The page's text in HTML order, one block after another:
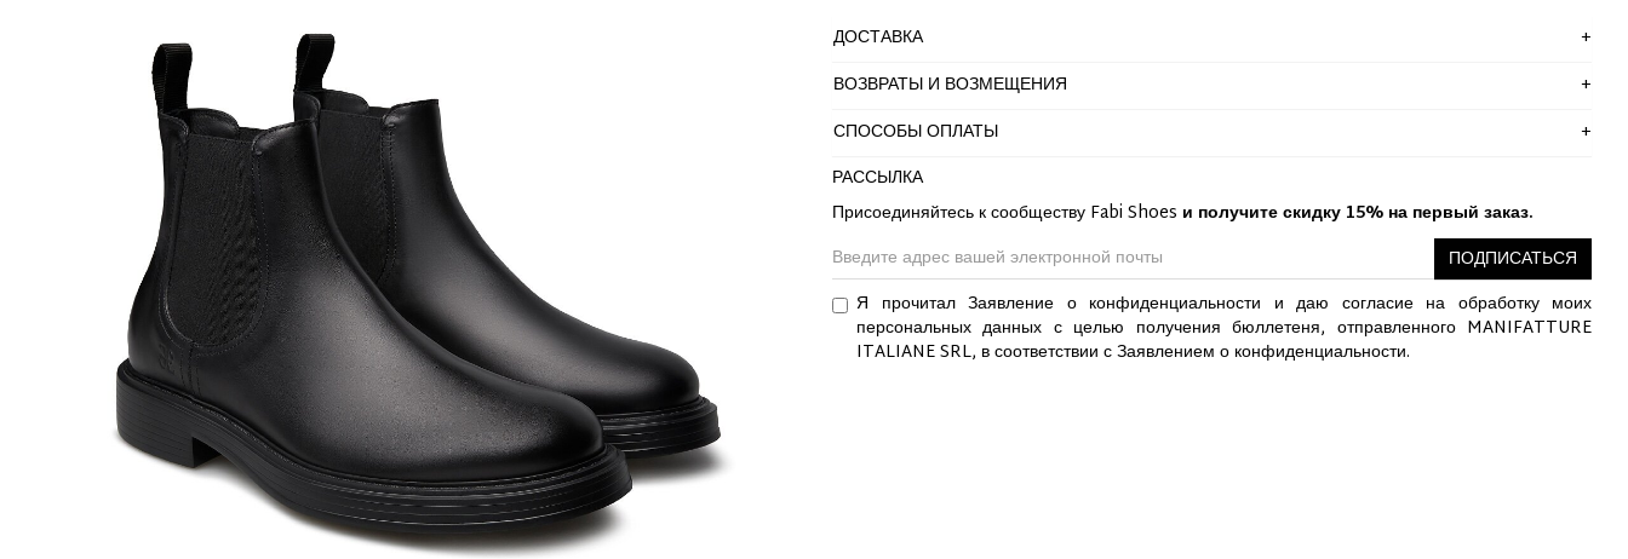
ДОСТАВКА
ВОЗВРАТЫ И ВОЗМЕЩЕНИЯ
СПОСОБЫ ОПЛАТЫ
РАССЫЛКА
Присоединяйтесь к сообществу Fabi Shoes и получите скидку 15% на первый заказ.
ПОДПИСАТЬСЯ
Я прочитал Заявление о конфиденциальности и даю согласие на обработку моих
персональных данных с целью получения бюллетеня, отправленного MANIFATTURE
ITALIANE SRL, в соответствии с Заявлением о конфиденциальности.